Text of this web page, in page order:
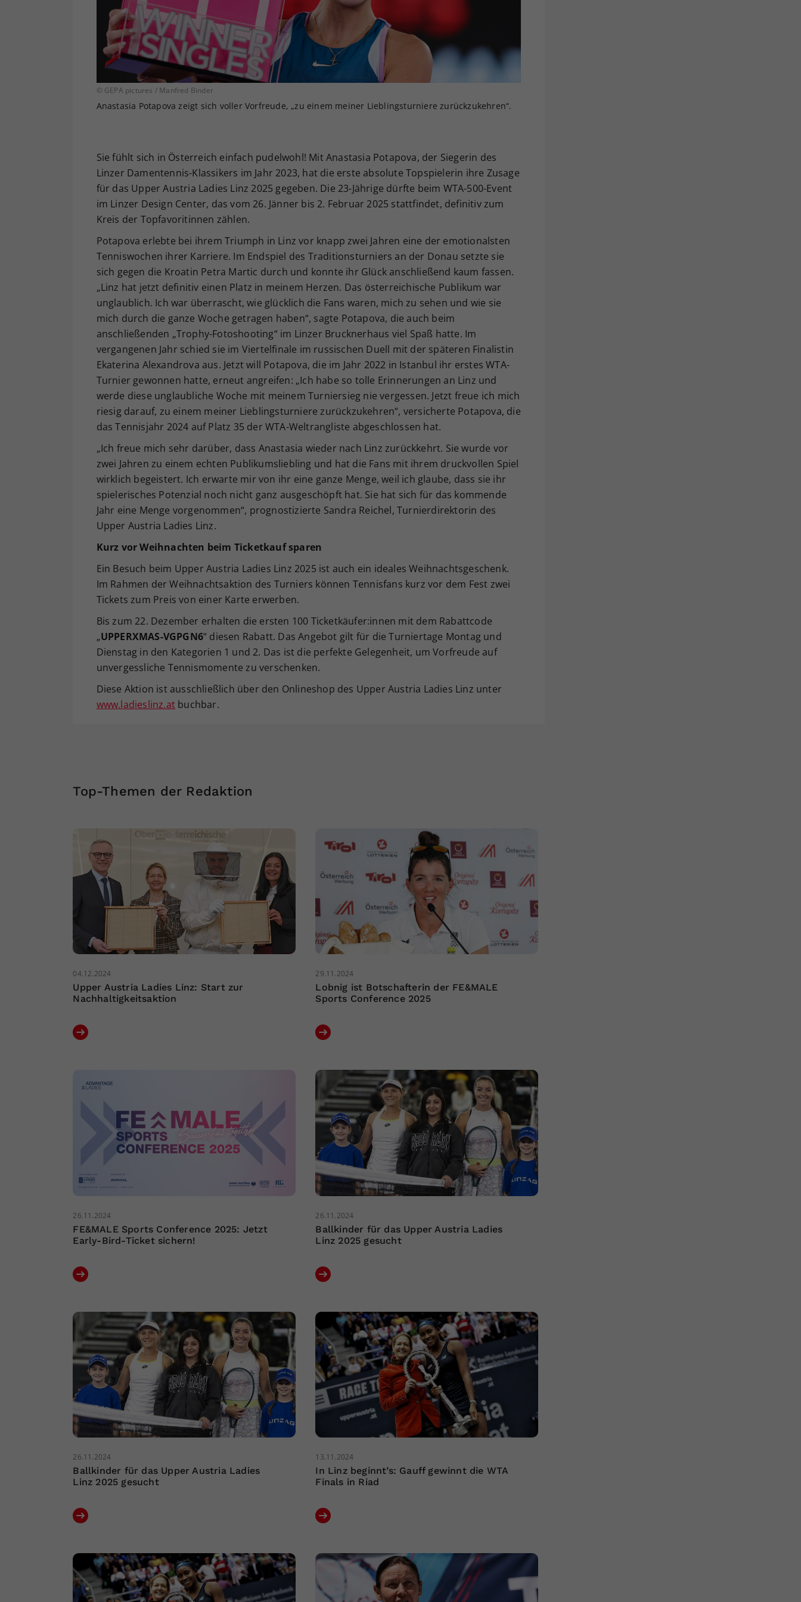
© GEPA pictures / Manfred Binder
Anastasia Potapova zeigt sich voller Vorfreude, „zu einem meiner Lieblingsturniere zurückzukehren“.
Sie fühlt sich in Österreich einfach pudelwohl! Mit Anastasia Potapova, der Siegerin des
Linzer Damentennis-Klassikers im Jahr 2023, hat die erste absolute Topspielerin ihre Zusage
für das Upper Austria Ladies Linz 2025 gegeben. Die 23-Jährige dürfte beim WTA-500-Event
im Linzer Design Center, das vom 26. Jänner bis 2. Februar 2025 stattfindet, definitiv zum
Kreis der Topfavoritinnen zählen.
Potapova erlebte bei ihrem Triumph in Linz vor knapp zwei Jahren eine der emotionalsten
Tenniswochen ihrer Karriere. Im Endspiel des Traditionsturniers an der Donau setzte sie
sich gegen die Kroatin Petra Martic durch und konnte ihr Glück anschließend kaum fassen.
„Linz hat jetzt definitiv einen Platz in meinem Herzen. Das österreichische Publikum war
unglaublich. Ich war überrascht, wie glücklich die Fans waren, mich zu sehen und wie sie
mich durch die ganze Woche getragen haben“, sagte Potapova, die auch beim
anschließenden „Trophy-Fotoshooting“ im Linzer Brucknerhaus viel Spaß hatte. Im
vergangenen Jahr schied sie im Viertelfinale im russischen Duell mit der späteren Finalistin
Ekaterina Alexandrova aus. Jetzt will Potapova, die im Jahr 2022 in Istanbul ihr erstes WTA-
Turnier gewonnen hatte, erneut angreifen: „Ich habe so tolle Erinnerungen an Linz und
werde diese unglaubliche Woche mit meinem Turniersieg nie vergessen. Jetzt freue ich mich
riesig darauf, zu einem meiner Lieblingsturniere zurückzukehren“, versicherte Potapova, die
das Tennisjahr 2024 auf Platz 35 der WTA-Weltrangliste abgeschlossen hat.
„Ich freue mich sehr darüber, dass Anastasia wieder nach Linz zurückkehrt. Sie wurde vor
zwei Jahren zu einem echten Publikumsliebling und hat die Fans mit ihrem druckvollen Spiel
wirklich begeistert. Ich erwarte mir von ihr eine ganze Menge, weil ich glaube, dass sie ihr
spielerisches Potenzial noch nicht ganz ausgeschöpft hat. Sie hat sich für das kommende
Jahr eine Menge vorgenommen“, prognostizierte Sandra Reichel, Turnierdirektorin des
Upper Austria Ladies Linz.
Kurz vor Weihnachten beim Ticketkauf sparen
Ein Besuch beim Upper Austria Ladies Linz 2025 ist auch ein ideales Weihnachtsgeschenk.
Im Rahmen der Weihnachtsaktion des Turniers können Tennisfans kurz vor dem Fest zwei
Tickets zum Preis von einer Karte erwerben.
Bis zum 22. Dezember erhalten die ersten 100 Ticketkäufer:innen mit dem Rabattcode
„UPPERXMAS-VGPGN6“ diesen Rabatt. Das Angebot gilt für die Turniertage Montag und
Dienstag in den Kategorien 1 und 2. Das ist die perfekte Gelegenheit, um Vorfreude auf
unvergessliche Tennismomente zu verschenken.
Diese Aktion ist ausschließlich über den Onlineshop des Upper Austria Ladies Linz unter
www.ladieslinz.at buchbar.
Top-Themen der Redaktion
04.12.2024
Upper Austria Ladies Linz: Start zur
Nachhaltigkeitsaktion
29.11.2024
Lobnig ist Botschafterin der FE&MALE
Sports Conference 2025
26.11.2024
FE&MALE Sports Conference 2025: Jetzt
Early-Bird-Ticket sichern!
26.11.2024
Ballkinder für das Upper Austria Ladies
Linz 2025 gesucht
26.11.2024
Ballkinder für das Upper Austria Ladies
Linz 2025 gesucht
13.11.2024
In Linz beginnt’s: Gauff gewinnt die WTA
Finals in Riad
Ihrer vorgenommen Einstellungen, falls der
Webseiten-Betreiber dies eingestellt hat.